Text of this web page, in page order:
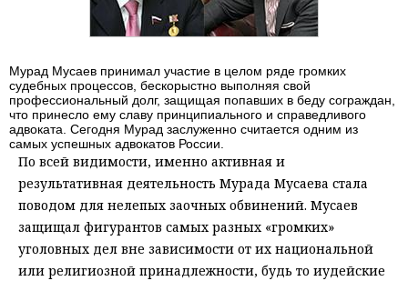
Мурад Мусаев принимал участие в целом ряде громких
судебных процессов, бескорыстно выполняя свой
профессиональный долг, защищая попавших в беду сограждан,
что принесло ему славу принципиального и справедливого
адвоката. Сегодня Мурад заслуженно считается одним из
самых успешных адвокатов России.
По всей видимости, именно активная и
результативная деятельность Мурада Мусаева стала
поводом для нелепых заочных обвинений. Мусаев
защищал фигурантов самых разных «громких»
уголовных дел вне зависимости от их национальной
или религиозной принадлежности, будь то иудейские